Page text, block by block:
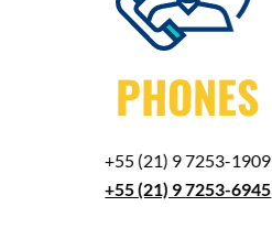
PHONES
+55 (21) 9 7253-1909
+55 (21) 9 7253-6945